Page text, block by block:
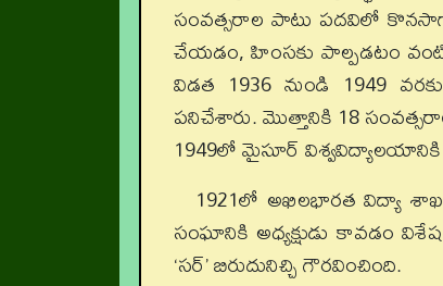
సంవత్సరాల పాటు పదవిలో
చేయడం, హింసకు పాల్పడటం
విడత 1936 నుండి 1949
పనిచేశారు. మొత్తానికి 18
1949లో మైసూర్ విశ్వవిద్యాలయానికి
1921లో అఖిలభారత విద్యా
సంఘానికి అధ్యక్షుడు కావడం
‘సర్’ బిరుదునిచ్చి గౌరవించింది.